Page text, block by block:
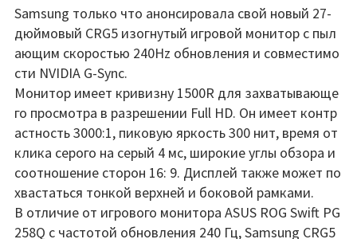
27-
дюймовый
Samsung
—
первый
изогнутый
игровой
монитор
с
частотой
240
Samsung только что анонсировала свой новый 27-
дюймовый CRG5 изогнутый игровой монитор с пыл
ающим скоростью 240Hz обновления и совместимо
сти NVIDIA G-Sync.
Монитор имеет кривизну 1500R для захватывающе
го просмотра в разрешении Full HD. Он имеет контр
астность 3000:1, пиковую яркость 300 нит, время от
клика серого на серый 4 мс, широкие углы обзора и
соотношение сторон 16: 9. Дисплей также может по
хвастаться тонкой верхней и боковой рамками.
В отличие от игрового монитора ASUS ROG Swift PG
258Q с частотой обновления 240 Гц, Samsung CRG5